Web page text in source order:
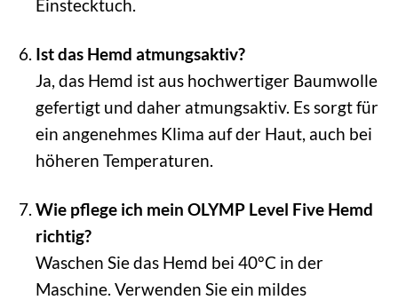
Einstecktuch.
Ist das Hemd atmungsaktiv?
Ja, das Hemd ist aus hochwertiger Baumwolle
gefertigt und daher atmungsaktiv. Es sorgt für
ein angenehmes Klima auf der Haut, auch bei
höheren Temperaturen.
Wie pflege ich mein OLYMP Level Five Hemd
richtig?
Waschen Sie das Hemd bei 40°C in der
Maschine. Verwenden Sie ein mildes